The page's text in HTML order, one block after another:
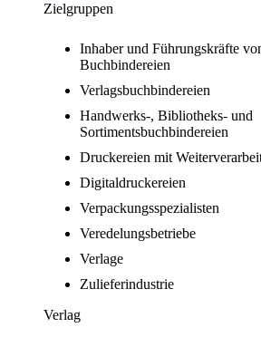
Zielgruppen
Inhaber und Führungskräfte
Buchbindereien
Verlagsbuchbindereien
Handwerks-, Bibliotheks- und
Sortimentsbuchbindereien
Druckereien mit
Digitaldruckereien
Verpackungsspezialisten
Veredelungsbetriebe
Verlage
Zulieferindustrie
Verlag